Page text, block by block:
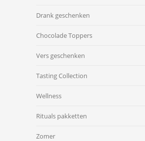
Drank geschenken
Chocolade Toppers
Vers geschenken
Tasting Collection
Wellness
Rituals pakketten
Zomer